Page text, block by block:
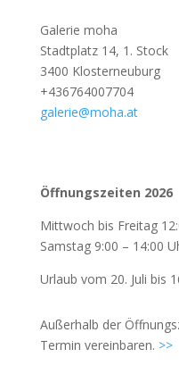
Galerie moha
Stadtplatz 14, 1. Stock
3400 Klosterneuburg
+436764007704
galerie@moha.at
Öffnungszeiten 2026
Mittwoch bis Freitag
Samstag 9:00 – 14:00
Urlaub vom 20. Juli bis
Außerhalb der
Termin vereinbaren. >>